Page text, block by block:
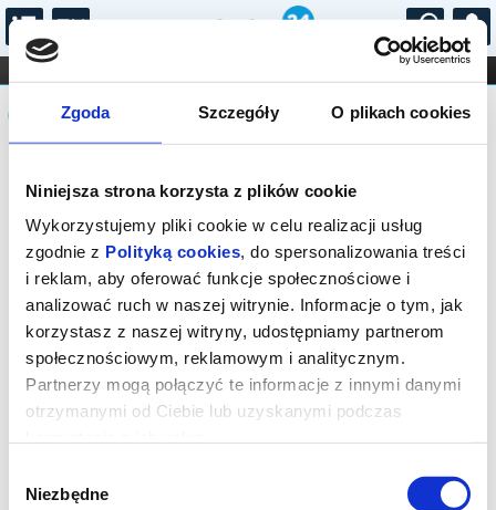
Zgoda Szczegóły O plikach cookies
Niniejsza strona korzysta z plików cookie
Wykorzystujemy pliki cookie w celu realizacji usług
zgodnie z Polityką cookies, do spersonalizowania treści
i reklam, aby oferować funkcje społecznościowe i
analizować ruch w naszej witrynie. Informacje o tym, jak
korzystasz z naszej witryny, udostępniamy partnerom
społecznościowym, reklamowym i analitycznym.
Partnerzy mogą połączyć te informacje z innymi danymi
otrzymanymi od Ciebie lub uzyskanymi podczas
zgody
Niezbędne
...
FILHARMONIA OPERA I BALET
STAND-UP
DLA DZIECI
Komunikat
Sprzedaż biletów on-line na wydarzenie
została zakończona.